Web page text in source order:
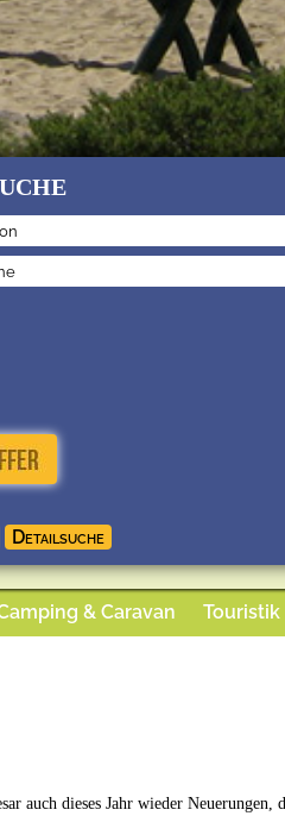
& Caravan Touristik
auch dieses Jahr wieder